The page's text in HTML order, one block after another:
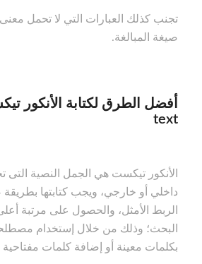
تجنب كذلك العبارات التي لا تحمل
صيغة المبالغة.
text
الأنكور تيكست هي الجمل النصية التى
داخلي أو خارجي، ويجب كتابتها
الربط الأمثل، والحصول على مرتبة
البحث؛ وذلك من خلال إستخدام
بكلمات معينة أو إضافة كلمات مفتاحية